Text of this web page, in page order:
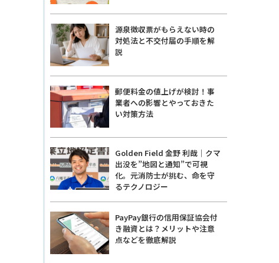
源泉徴収票がもらえない時の
対処法と不交付届の手順を解
説
郵便料金の値上げが検討！事
業者への影響とやっておきた
い対策方法
Golden Field 金野 利哉｜クマ
出没を”地図と通知”で可視
化。元消防士が挑む、命を守
るテクノロジー
PayPay銀行の信用保証協会付
き融資とは？メリットや注意
点などを徹底解説